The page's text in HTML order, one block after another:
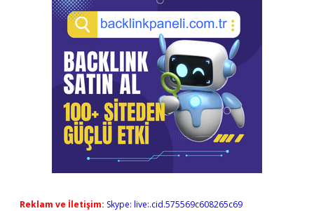
Reklam ve İletişim: Skype: live:.cid.575569c608265c69